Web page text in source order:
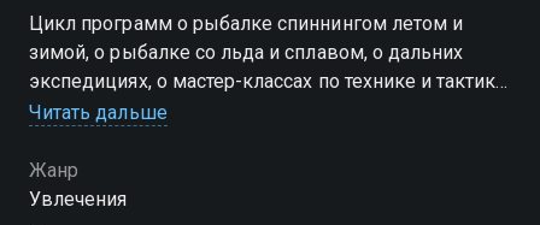
Цикл программ о рыбалке спиннингом летом и
зимой, о рыбалке со льда и сплавом, о дальних
экспедициях, о мастер-классах по технике и тактике
рыбной ловли. География - вся Россия: Кольский
Чукотка
Читать дальше
Жанр
Увлечения